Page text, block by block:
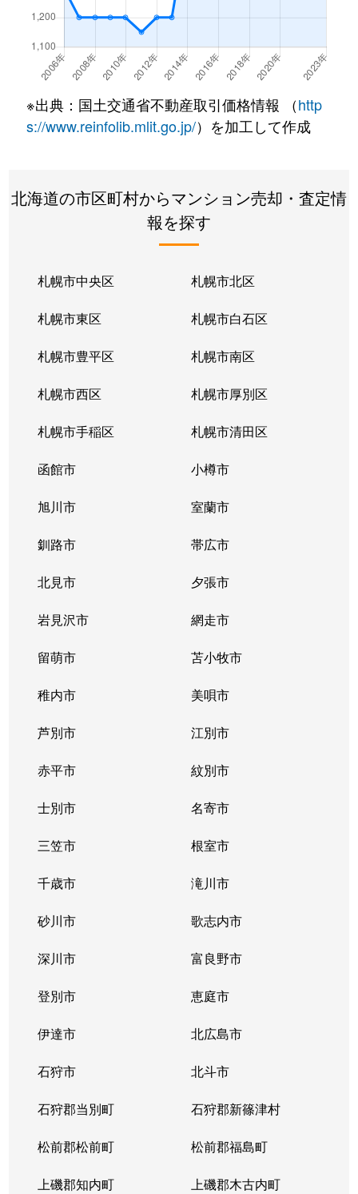
北２２条東 300万円
北２２条東
640万円 元町(札幌)
北２２条東
3,200万円 元町(札幌)
北２４条東
3,000万円 元町(札幌)
北２６条東
2,000万円 元町(札幌)
2,200万円
北３３条東
新道東
北３４条東
新道東
北３４条東
新道東
北３４条東
新道東
北３５条東
北34条
北３５条東
北34条
北３５条東
新道東
北３６条東
新道東
北３７条東
新道東
北３７条東
新道東
北３９条東
麻生
北３９条東
栄町(札幌)
北３９条東
栄町(札幌)
北４０条東
栄町(札幌)
北４０条東
栄町(札幌)
北４１条東
麻生
北４２条東
栄町(札幌)
北４３条東
栄町(札幌)
北４３条東
栄町(札幌)
北４６条東
栄町(札幌)
北４６条東
栄町(札幌)
東苗穂５条
元町(札幌)
伏古４条
環状通東
本町２条
環状通東
※出典：国土交通省不動産取引価格情報 （http
s://www.reinfolib.mlit.go.jp/）を加工して作成
北海道の市区町村からマンション売却・査定情
報を探す
札幌市中央区 札幌市北区
札幌市東区 札幌市白石区
札幌市豊平区 札幌市南区
札幌市西区 札幌市厚別区
札幌市手稲区 札幌市清田区
函館市 小樽市
旭川市 室蘭市
釧路市 帯広市
北見市 夕張市
岩見沢市 網走市
留萌市 苫小牧市
稚内市 美唄市
芦別市 江別市
赤平市 紋別市
士別市 名寄市
三笠市 根室市
千歳市 滝川市
砂川市 歌志内市
深川市 富良野市
登別市 恵庭市
伊達市 北広島市
石狩市 北斗市
石狩郡当別町 石狩郡新篠津村
松前郡松前町 松前郡福島町
上磯郡知内町 上磯郡木古内町